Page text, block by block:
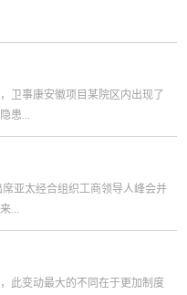
卫事康安徽项目某院区内出现了
患...
自生植物及风化脱落的设备管线
安全运行。除此之外，急诊科入
高压水枪、地刷及玻璃清洁剂
数个小时的奋战，终于使玻璃顶
亚太经合组织工商领导人峰会并
...
到景色宜人的莫尔兹比港，同大
此变动最大的不同在于更加制度